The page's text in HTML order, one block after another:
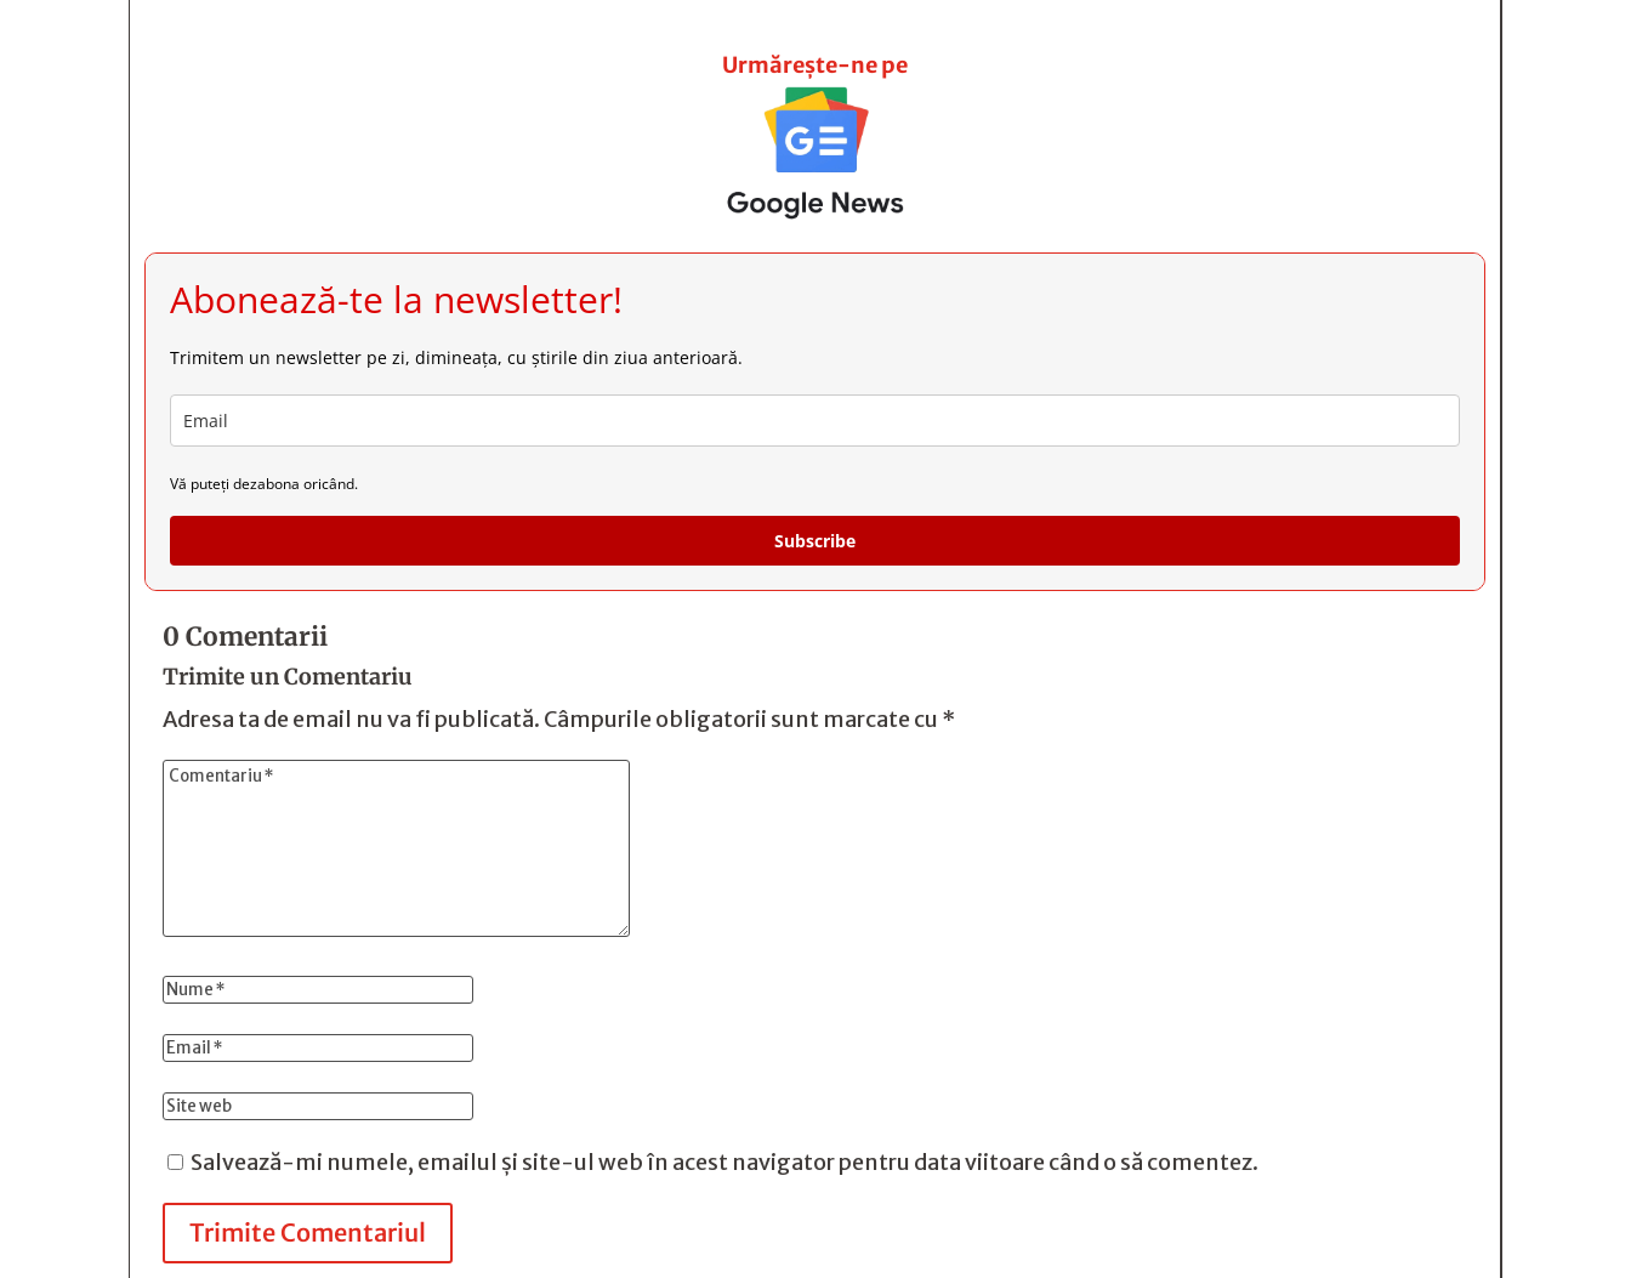
Urmărește-ne pe
Abonează-te la newsletter!
Trimitem un newsletter pe zi, dimineața, cu știrile din ziua anterioară.
Vă puteți dezabona oricând.
Subscribe
0 Comentarii
Trimite un Comentariu
Adresa ta de email nu va fi publicată. Câmpurile obligatorii sunt marcate cu *
Salvează-mi numele, emailul și site-ul web în acest navigator pentru data viitoare când o să comentez.
Trimite Comentariul